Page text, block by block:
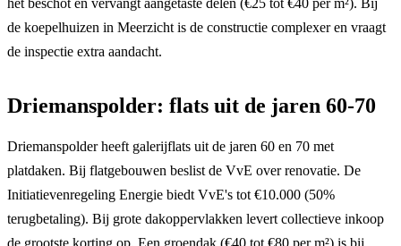
het beschot en vervangt aangetaste delen (€25 tot €40 per m²). Bij
de koepelhuizen in Meerzicht is de constructie complexer en vraagt
de inspectie extra aandacht.
Driemanspolder: flats uit de jaren 60-70
Driemanspolder heeft galerijflats uit de jaren 60 en 70 met
platdaken. Bij flatgebouwen beslist de VvE over renovatie. De
Initiatievenregeling Energie biedt VvE's tot €10.000 (50%
terugbetaling). Bij grote dakoppervlakken levert collectieve inkoop